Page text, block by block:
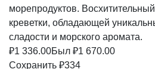
морепродуктов.
креветки, обладающей
сладости и морского аромата.
₽1 336.00Был ₽1 670.00
Сохранить ₽334